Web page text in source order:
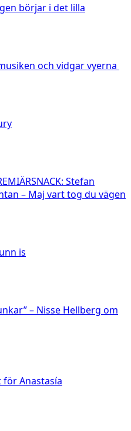
börjar i det lilla
och vidgar vyerna
Stefan
– Maj vart tog du vägen
is
– Nisse Hellberg om
Anastasía